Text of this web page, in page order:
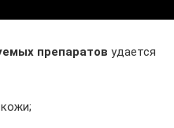
препаратов удается